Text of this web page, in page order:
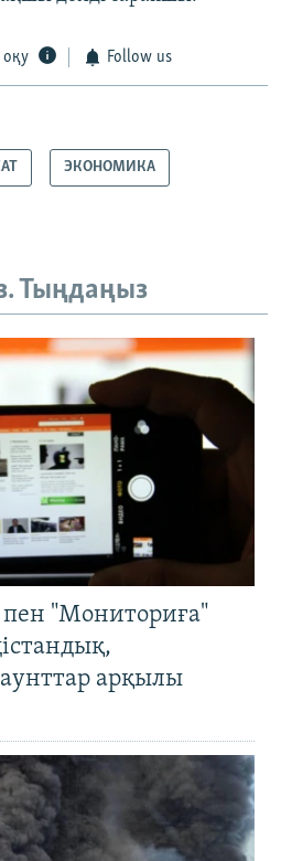
оқу Follow us
ЭКОНОМИКА
Тыңдаңыз
пен "Мониториға"
арқылы